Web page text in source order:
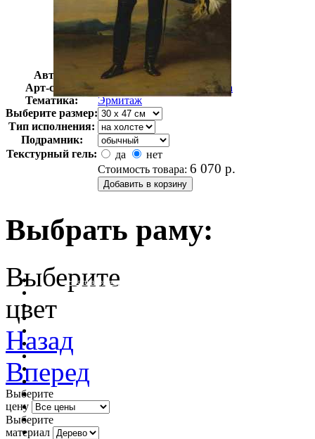
Автор:
Неизвестно
Арт-стиль
Русская живопись XIX века
Тематика:
Эрмитаж
Выберите размер:
Тип исполнения:
Подрамник:
Текстурный гель:
да
нет
Стоимость товара: 6 070 р.
Выбрать раму:
очистить фильтр цвета
Выберите
цвет
Назад
Вперед
Выберите
цену
Выберите
материал